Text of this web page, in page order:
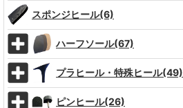
スポンジヒール(6)
ハーフソール(67)
プラヒール・特殊ヒール(49)
ピンヒール(26)